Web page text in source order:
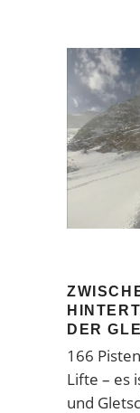
DER
166
Lifte – es
und